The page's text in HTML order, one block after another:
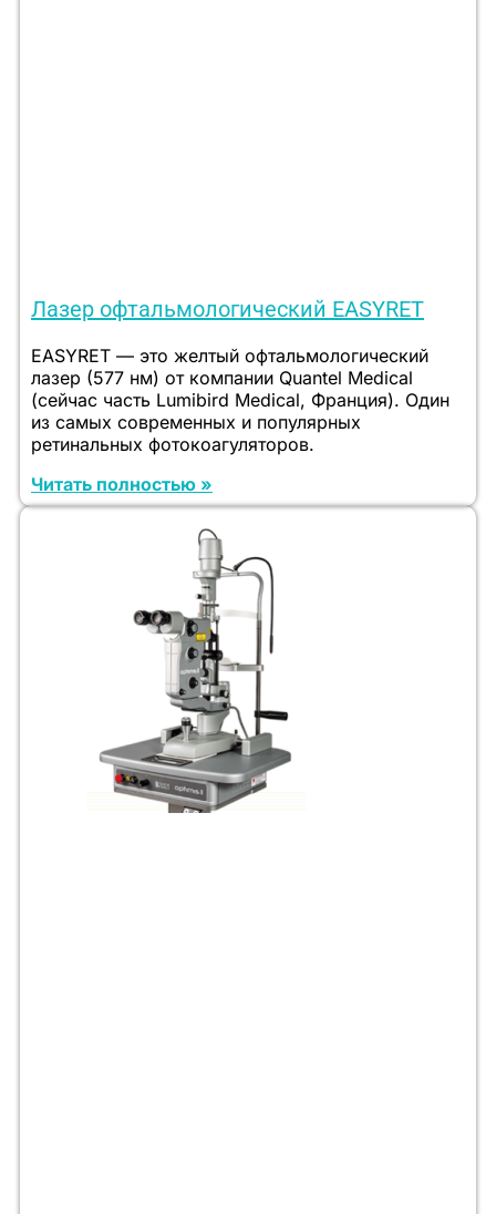
Лазер офтальмологический EASYRET
EASYRET — это желтый офтальмологический
лазер (577 нм) от компании Quantel Medical
(сейчас часть Lumibird Medical, Франция). Один
из самых современных и популярных
ретинальных фотокоагуляторов.
Читать полностью »